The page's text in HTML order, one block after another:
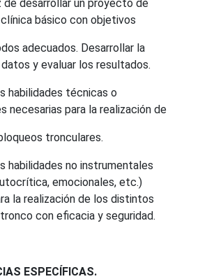
de desarrollar un proyecto de
básico con objetivos
adecuados. Desarrollar la
y evaluar los resultados.
habilidades técnicas o
necesarias para la realización de
tronculares.
habilidades no instrumentales
emocionales, etc.)
la realización de los distintos
con eficacia y seguridad.
ESPECÍFICAS.